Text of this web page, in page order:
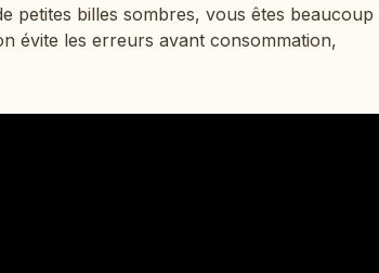
petites billes sombres, vous êtes beaucoup
évite les erreurs avant consommation,